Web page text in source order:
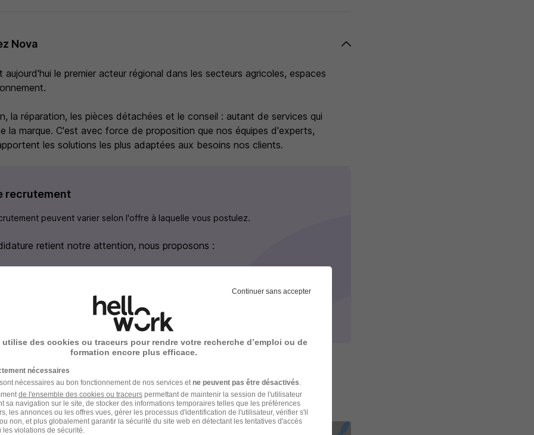
Nova
aujourd'hui le premier acteur régional dans les secteurs agricoles, espaces
la réparation, les pièces détachées et le conseil : autant de services qui
la marque. C'est avec force de proposition que nos équipes d'experts,
les solutions les plus adaptées aux besoins nos clients.
recrutement
peuvent varier selon l'offre à laquelle vous postulez.
retient notre attention, nous proposons :
physique avec le manager.
Continuer sans accepter
utilise des cookies ou traceurs pour rendre votre recherche d’emploi ou de
formation encore plus efficace.
nécessaires
nécessaires au bon fonctionnement de nos services et ne peuvent pas être désactivés
de l'ensemble des cookies ou traceurspermettant de maintenir la session de l'utilisateur
sa navigation sur le site, de stocker des informations temporaires telles que les préférences
les annonces ou les offres vues, gérer les processus d'identification de l'utilisateur, vérifier s'il
non, et plus globalement garantir la sécurité du site web en détectant les tentatives d'accès
violations de sécurité.